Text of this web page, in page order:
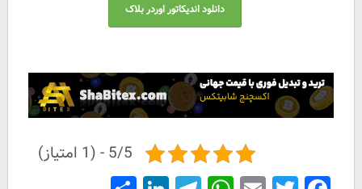
دانلود اندیکاتور اوردر بلاک
5/5 - (1 امتیاز)